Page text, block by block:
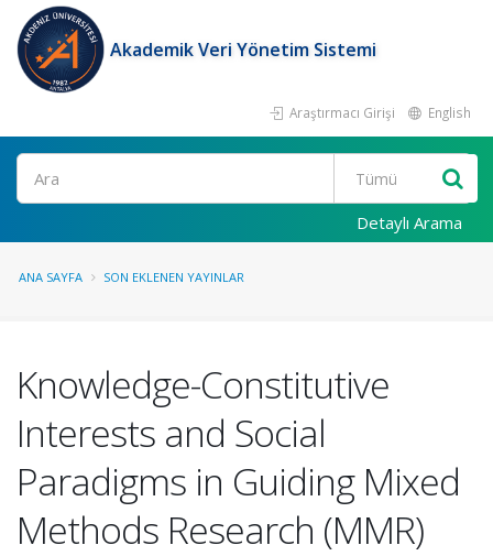
Akademik Veri Yönetim Sistemi
Araştırmacı Girişi English
Ara
Detaylı Arama
ANA SAYFA SON EKLENEN YAYINLAR
Knowledge-Constitutive
Interests and Social
Paradigms in Guiding Mixed
Methods Research (MMR)